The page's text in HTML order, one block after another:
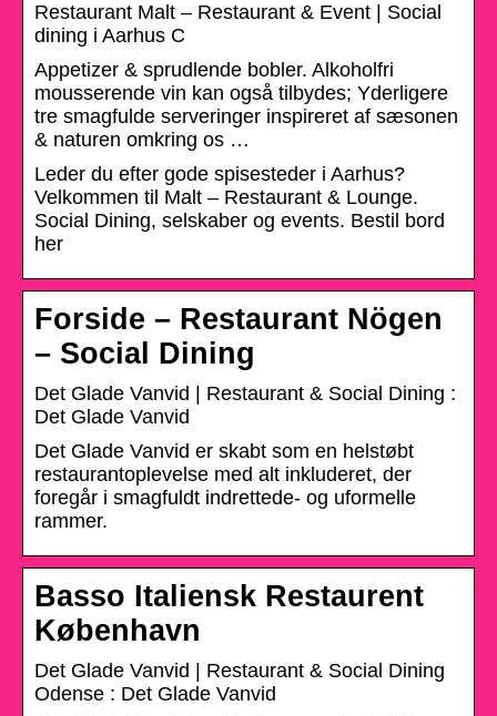
Restaurant Malt – Restaurant & Event | Social
dining i Aarhus C
Appetizer & sprudlende bobler. Alkoholfri
mousserende vin kan også tilbydes; Yderligere
tre smagfulde serveringer inspireret af sæsonen
& naturen omkring os …
Leder du efter gode spisesteder i Aarhus?
Velkommen til Malt – Restaurant & Lounge.
Social Dining, selskaber og events. Bestil bord
her
Forside – Restaurant Nögen
– Social Dining
Det Glade Vanvid | Restaurant & Social Dining :
Det Glade Vanvid
Det Glade Vanvid er skabt som en helstøbt
restaurantoplevelse med alt inkluderet, der
foregår i smagfuldt indrettede- og uformelle
rammer.
Basso Italiensk Restaurent
København
Det Glade Vanvid | Restaurant & Social Dining
Odense : Det Glade Vanvid